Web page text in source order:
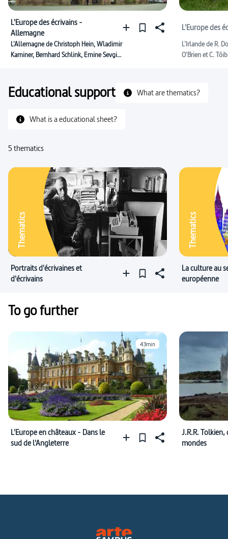
L'Europe des écrivains -
Allemagne
L'Allemagne de Christoph Hein, Wladimir
Kaminer, Bernhard Schlink, Emine Sevgi
L'Europe des
L'Irlande de R.
O'Brien et C.
Educational support What are thematics?
What is a educational sheet?
5 thematics
Thematics
Portraits d'écrivaines et
d'écrivains
Thematics
La culture au
européenne
To go further
43min
L'Europe en châteaux - Dans le
sud de l'Angleterre
J.R.R.
mondes